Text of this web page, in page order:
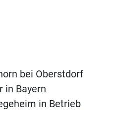
bei Oberstdorf
in Bayern
in Betrieb